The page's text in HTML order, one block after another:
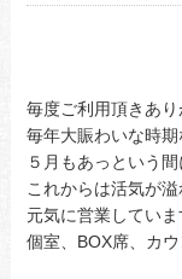
毎度ご利用頂きあ
毎年大賑わいな時
５月もあっという
これからは活気が
元気に営業してい
個室、BOX席、カ